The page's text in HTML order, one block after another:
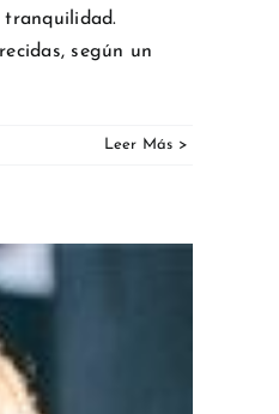
tranquilidad.
según un